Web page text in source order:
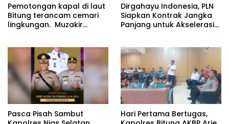
Pemotongan kapal di laut
Bitung terancam cemari
lingkungan. Muzakir
Dirgahayu Indonesia, PLN
Siapkan Kontrak Jangka
Panjang untuk Akselerasi
Pasca Pisah Sambut
Hari Pertama Bertugas,